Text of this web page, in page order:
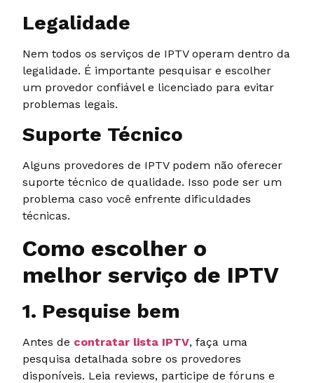
Legalidade
Nem todos os serviços de IPTV operam dentro da
legalidade. É importante pesquisar e escolher
um provedor confiável e licenciado para evitar
problemas legais.
Suporte Técnico
Alguns provedores de IPTV podem não oferecer
suporte técnico de qualidade. Isso pode ser um
problema caso você enfrente dificuldades
técnicas.
Como escolher o
melhor serviço de IPTV
1. Pesquise bem
Antes de contratar lista IPTV, faça uma
pesquisa detalhada sobre os provedores
disponíveis. Leia reviews, participe de fóruns e